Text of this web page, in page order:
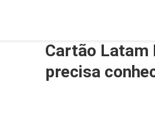
Cartão Latam
precisa